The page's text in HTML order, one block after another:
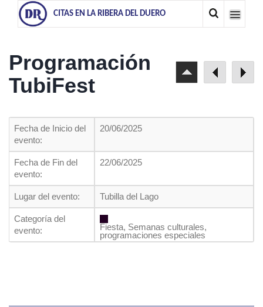
CITAS EN LA RIBERA DEL DUERO
Programación
TubiFest
Fecha de Inicio del
evento:
20/06/2025
Fecha de Fin del
evento:
22/06/2025
Lugar del evento: Tubilla del Lago
Categoría del
evento:
Fiesta, Semanas culturales,
programaciones especiales